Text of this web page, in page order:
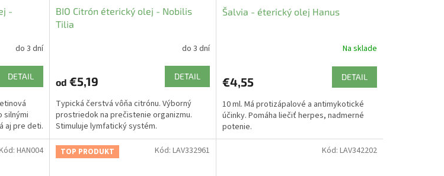
-
do 3 dní
DETAIL
silnými
aj pre deti.
BIO Citrón éterický olej - Nobilis
Tilia
do 3 dní
od €5,19 DETAIL
Typická čerstvá vôňa citrónu. Výborný
prostriedok na prečistenie organizmu.
Stimuluje lymfatický systém.
Šalvia - éterický olej Hanus
Na sklade
€4,55 DETAIL
10 ml. Má protizápalové a antimykotické
účinky. Pomáha liečiť herpes, nadmerné
potenie.
HAN004 TOP PRODUKT Kód: LAV332961 Kód: LAV342202